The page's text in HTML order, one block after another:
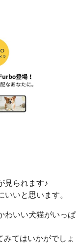
見られます♪
いと思います。
わいい犬猫がいっぱ
みてはいかがでしょ